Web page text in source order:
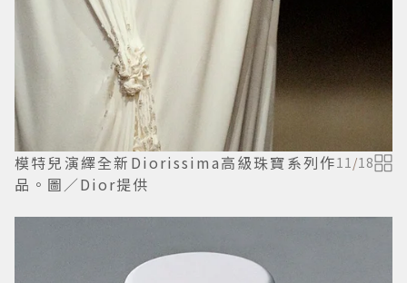
模特兒演繹全新Diorissima高級珠寶系列作
品。圖／Dior提供
11/18